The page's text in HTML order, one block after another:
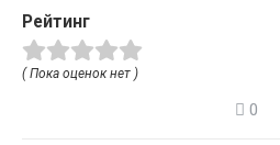
Рейтинг
( Пока оценок нет )
0